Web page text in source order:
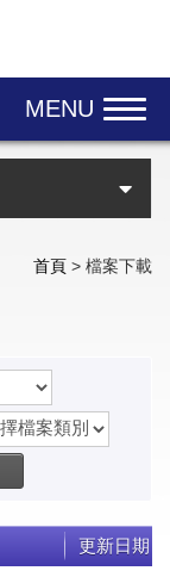
MENU
首頁 > 檔案下載
更新日期